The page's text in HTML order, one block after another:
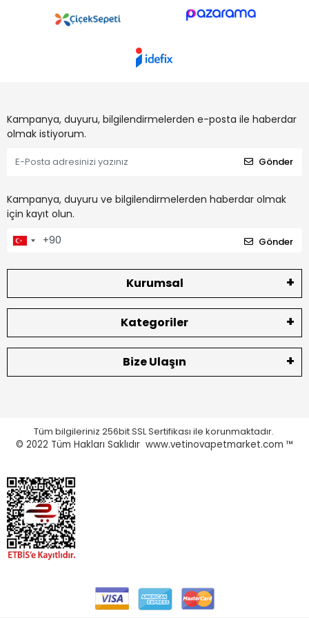
Kampanya, duyuru, bilgilendirmelerden e-posta ile haberdar
olmak istiyorum.
Gönder
Kampanya, duyuru ve bilgilendirmelerden haberdar olmak
için kayıt olun.
Gönder
Kurumsal
Kategoriler
Bize Ulaşın
Tüm bilgileriniz 256bit SSL Sertifikası ile korunmaktadır.
© 2022 Tüm Hakları Saklıdır www.vetinovapetmarket.com ™